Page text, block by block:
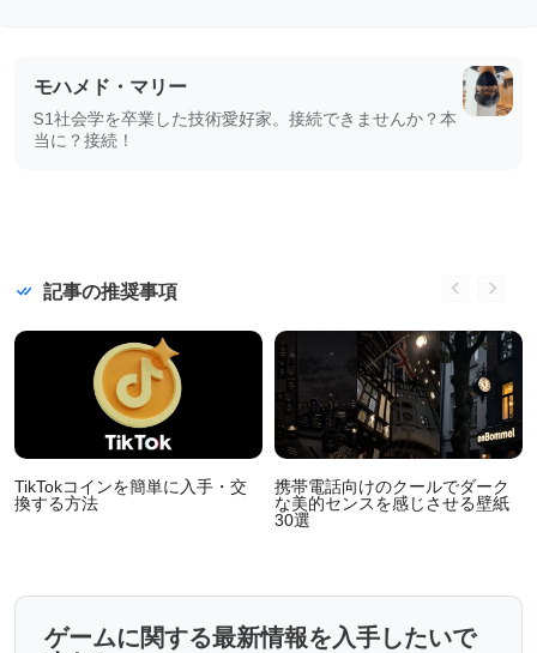
モハメド・マリー
S1社会学を卒業した技術愛好家。接続できませんか？本
当に？接続！
記事の推奨事項
TikTokコインを簡単に入手・交
換する方法
携帯電話向けのクールでダーク
な美的センスを感じさせる壁紙
30選
ゲームに関する最新情報を入手したいで